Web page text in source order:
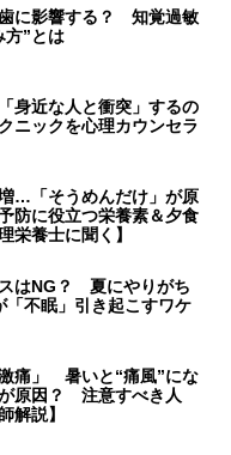
歯に影響する？ 知覚過敏
方”とは
身近な人と衝突」するの
ニックを心理カウンセラ
…「そうめんだけ」が原
防に役立つ栄養素＆夕食
栄養士に聞く】
はNG？ 夏にやりがち
「不眠」引き起こすワケ
激痛」 暑いと“痛風”にな
原因？ 注意すべき人
解説】